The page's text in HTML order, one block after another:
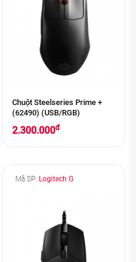
Chuột Steelseries Prime +
(62490) (USB/RGB)
2.300.000đ
Mã SP: Logitech G